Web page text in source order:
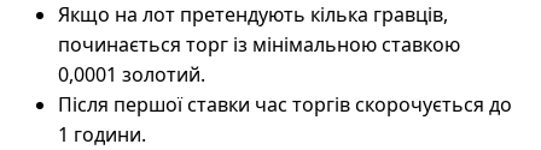
Якщо на лот претендують кілька гравців,
починається торг із мінімальною ставкою
0,0001 золотий.
Після першої ставки час торгів скорочується до
1 години.